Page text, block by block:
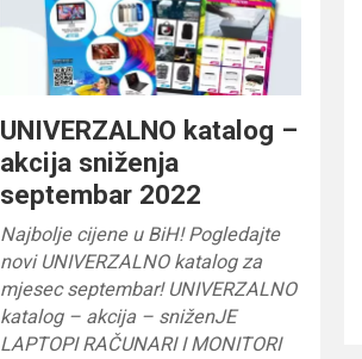
UNIVERZALNO katalog –
akcija sniženja
septembar 2022
Najbolje cijene u BiH! Pogledajte
novi UNIVERZALNO katalog za
mjesec septembar! UNIVERZALNO
katalog – akcija – sniženJE
LAPTOPI RAČUNARI I MONITORI